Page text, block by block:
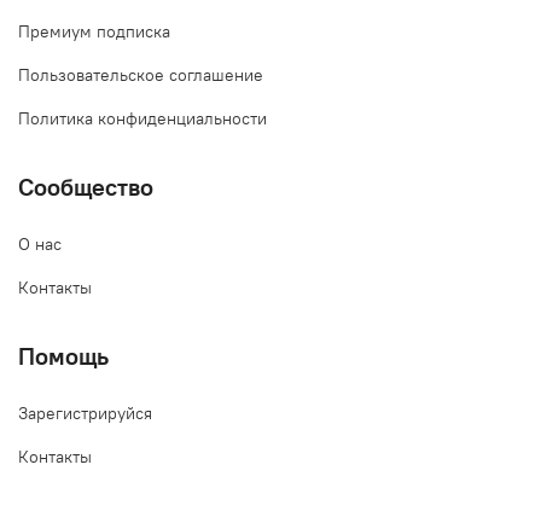
Премиум подписка
Пользовательское соглашение
Политика конфиденциальности
Сообщество
О нас
Контакты
Помощь
Зарегистрируйся
Контакты